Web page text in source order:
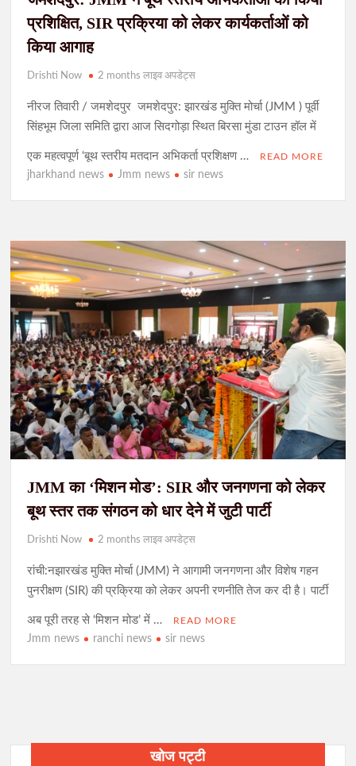
प्रशिक्षित, SIR प्रक्रिया को लेकर कार्यकर्ताओं को
किया आगाह
Drishti Now 2 months लाइव अपडेट्स
नीरज तिवारी / जमशेदपुर जमशेदपुर: झारखंड मुक्ति मोर्चा (JMM ) पूर्वी
सिंहभूम जिला समिति द्वारा आज सिदगोड़ा स्थित बिरसा मुंडा टाउन हॉल में
एक महत्वपूर्ण ‘बूथ स्तरीय मतदान अभिकर्ता प्रशिक्षण … READ MORE
jharkhand news Jmm news sir news
JMM का ‘मिशन मोड’: SIR और जनगणना को लेकर
बूथ स्तर तक संगठन को धार देने में जुटी पार्टी
Drishti Now 2 months लाइव अपडेट्स
रांची:नझारखंड मुक्ति मोर्चा (JMM) ने आगामी जनगणना और विशेष गहन
पुनरीक्षण (SIR) की प्रक्रिया को लेकर अपनी रणनीति तेज कर दी है। पार्टी
अब पूरी तरह से ‘मिशन मोड’ में … READ MORE
Jmm news ranchi news sir news
खोज पट्टी